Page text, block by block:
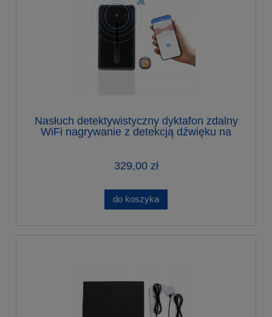
Nasłuch detektywistyczny dyktafon zdalny
WiFi nagrywanie z detekcją dźwięku na
329,00 zł
do koszyka